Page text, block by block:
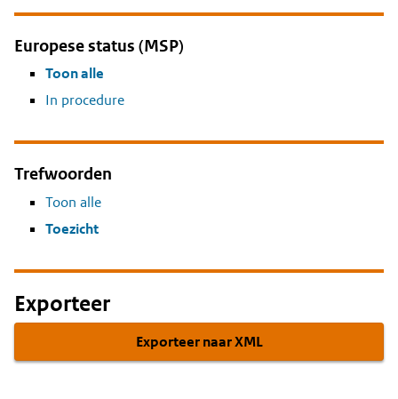
Europese status (MSP)
Toon alle
In procedure
Trefwoorden
Toon alle
Toezicht
Exporteer
Exporteer naar XML